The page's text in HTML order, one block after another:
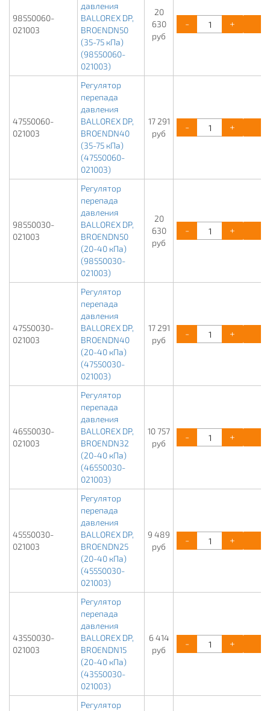
98550060-
021003
давления
BALLOREX DP,
BROENDN50
(35-75 кПа)
(98550060-
021003)
20
630
руб
- +
47550060-
021003
Регулятор
перепада
давления
BALLOREX DP,
BROENDN40
(35-75 кПа)
(47550060-
021003)
17 291
руб
- +
98550030-
021003
Регулятор
перепада
давления
BALLOREX DP,
BROENDN50
(20-40 кПа)
(98550030-
021003)
20
630
руб
- +
47550030-
021003
Регулятор
перепада
давления
BALLOREX DP,
BROENDN40
(20-40 кПа)
(47550030-
021003)
17 291
руб
- +
46550030-
021003
Регулятор
перепада
давления
BALLOREX DP,
BROENDN32
(20-40 кПа)
(46550030-
021003)
10 757
руб
- +
45550030-
021003
Регулятор
перепада
давления
BALLOREX DP,
BROENDN25
(20-40 кПа)
(45550030-
021003)
9 489
руб
- +
43550030-
021003
Регулятор
перепада
давления
BALLOREX DP,
BROENDN15
(20-40 кПа)
(43550030-
021003)
6 414
руб
- +
Регулятор